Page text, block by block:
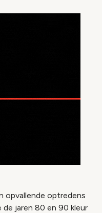
opvallende optredens
de jaren 80 en 90 kleur